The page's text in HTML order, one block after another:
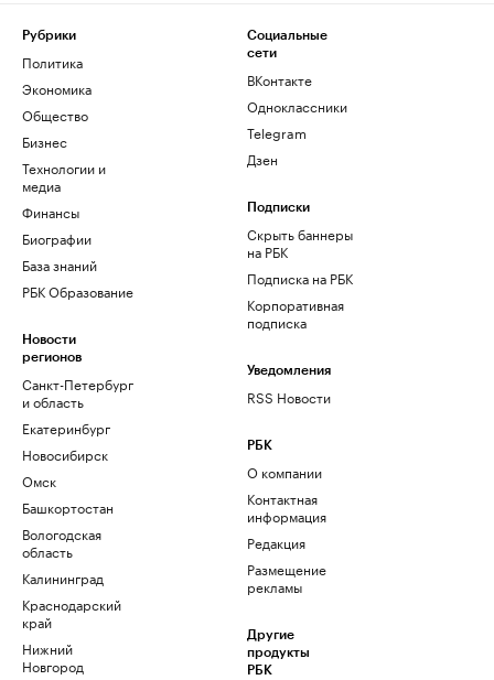
Рубрики
Политика
Экономика
Общество
Бизнес
Технологии и
медиа
Финансы
Биографии
База знаний
РБК Образование
Новости
регионов
Санкт-Петербург
и область
Екатеринбург
Новосибирск
Омск
Башкортостан
Вологодская
область
Калининград
Краснодарский
край
Нижний
Новгород
Социальные
сети
ВКонтакте
Одноклассники
Telegram
Дзен
Подписки
Скрыть баннеры
на РБК
Подписка на РБК
Корпоративная
подписка
Уведомления
RSS Новости
РБК
О компании
Контактная
информация
Редакция
Размещение
рекламы
Другие
продукты
РБК